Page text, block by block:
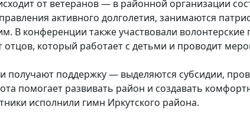
от ветеранов — в районной организации
активного долголетия, занимаются
В конференции также участвовали волонтерские
который работает с детьми и проводит
получают поддержку — выделяются субсидии,
помогает развивать район и создавать
исполнили гимн Иркутского района.